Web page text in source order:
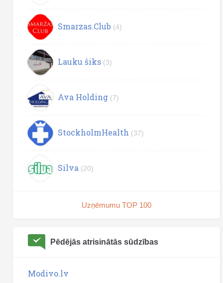
Smarzas.Club (4)
Lauku šiks (3)
Ava Holding (7)
StockholmHealth (37)
Silva (20)
Uzņēmumu TOP 100
Pēdējās atrisinātās sūdzības
Modivo.lv